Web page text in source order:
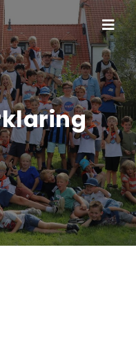
Toggle